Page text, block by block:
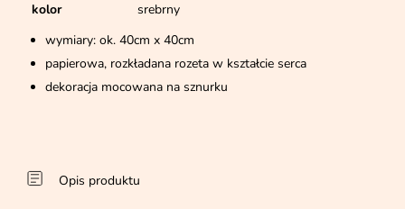
kolor
srebrny
wymiary: ok. 40cm x 40cm
papierowa, rozkładana rozeta w kształcie serca
dekoracja mocowana na sznurku
Opis produktu